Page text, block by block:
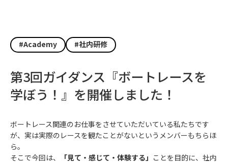
#Academy #社内研修
第3回ガイダンス『ボートレースを
学ぼう！』を開催しました！
ボートレース関連のお仕事をさせていただいている私たちです
が、実は実際のレースを観たことがないというメンバーもちらほ
ら。
そこで今回は、
「見て・感じて・体験する」 ことを目的に、社内